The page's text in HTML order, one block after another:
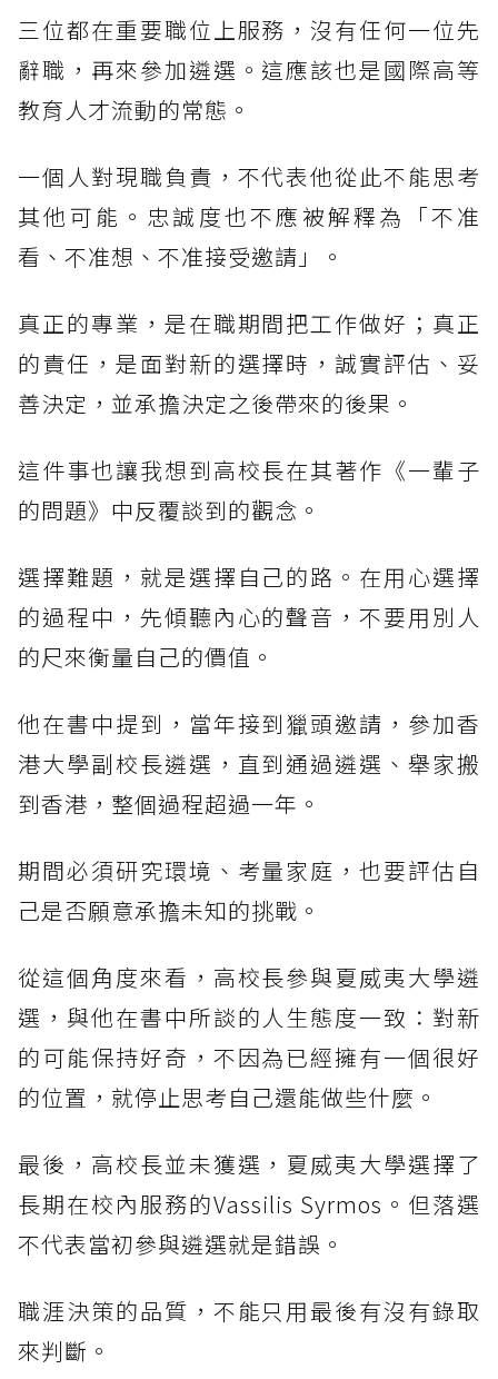
三位都在重要職位上服務，沒有任何一位先
辭職，再來參加遴選。這應該也是國際高等
教育人才流動的常態。
一個人對現職負責，不代表他從此不能思考
其他可能。忠誠度也不應被解釋為「不准
看、不准想、不准接受邀請」。
真正的專業，是在職期間把工作做好；真正
的責任，是面對新的選擇時，誠實評估、妥
善決定，並承擔決定之後帶來的後果。
這件事也讓我想到高校長在其著作《一輩子
的問題》中反覆談到的觀念。
選擇難題，就是選擇自己的路。在用心選擇
的過程中，先傾聽內心的聲音，不要用別人
的尺來衡量自己的價值。
他在書中提到，當年接到獵頭邀請，參加香
港大學副校長遴選，直到通過遴選、舉家搬
到香港，整個過程超過一年。
期間必須研究環境、考量家庭，也要評估自
己是否願意承擔未知的挑戰。
從這個角度來看，高校長參與夏威夷大學遴
選，與他在書中所談的人生態度一致：對新
的可能保持好奇，不因為已經擁有一個很好
的位置，就停止思考自己還能做些什麼。
最後，高校長並未獲選，夏威夷大學選擇了
長期在校內服務的Vassilis Syrmos。但落選
不代表當初參與遴選就是錯誤。
職涯決策的品質，不能只用最後有沒有錄取
來判斷。